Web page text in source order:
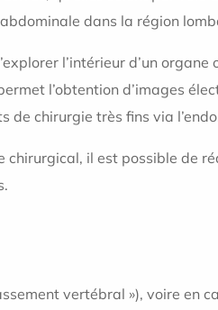
dans la région
l’intérieur d’un organe
l’obtention d’images
de chirurgie très fins via
il est possible de
vertébral »), voire en